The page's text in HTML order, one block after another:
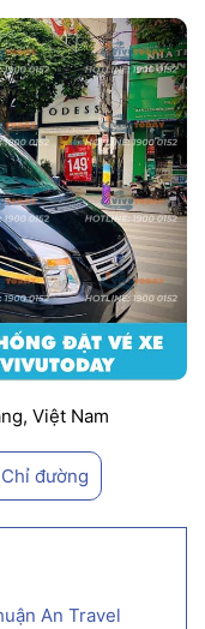
Việt Nam
Chỉ đường
An Travel